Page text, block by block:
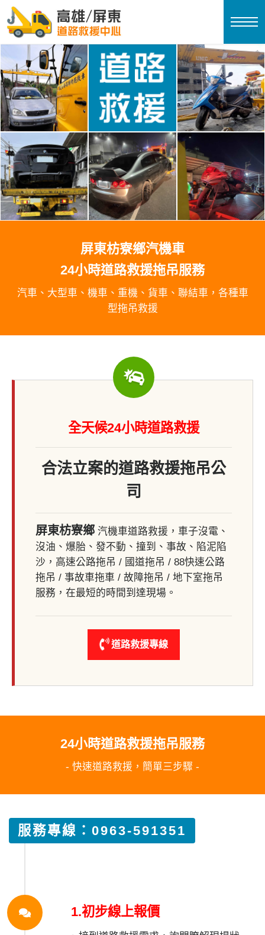
屏東枋寮鄉汽機車
24小時道路救援拖吊服務
汽車、大型車、機車、重機、貨車、聯結車，各種車
型拖吊救援
全天候24小時道路救援
合法立案的道路救援拖吊公
司
屏東枋寮鄉 汽機車道路救援，車子沒電、
沒油、爆胎、發不動、撞到、事故、陷泥陷
沙，高速公路拖吊 / 國道拖吊 / 88快速公路
拖吊 / 事故車拖車 / 故障拖吊 / 地下室拖吊
服務，在最短的時間到達現場。
道路救援專線
24小時道路救援拖吊服務
- 快速道路救援，簡單三步驟 -
服務專線：0963-591351
1.初步線上報價